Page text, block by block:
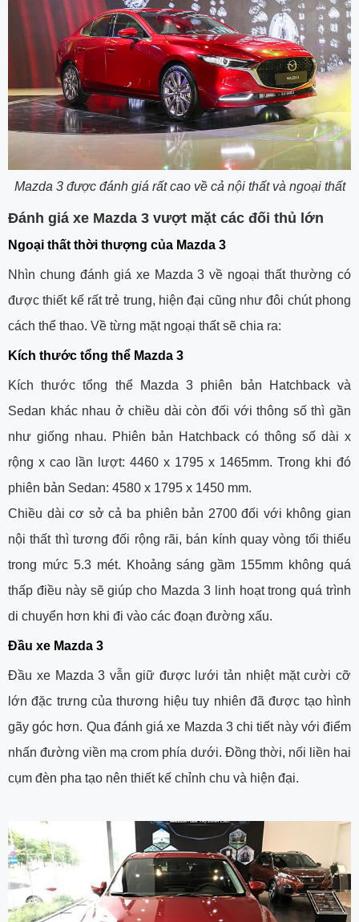
Mazda 3 được đánh giá rất cao về cả nội thất và ngoại thất
Đánh giá xe Mazda 3 vượt mặt các đối thủ lớn
Ngoại thất thời thượng của Mazda 3
Nhìn chung đánh giá xe Mazda 3 về ngoại thất thường có
được thiết kế rất trẻ trung, hiện đại cũng như đôi chút phong
cách thể thao. Về từng mặt ngoại thất sẽ chia ra:
Kích thước tổng thể Mazda 3
Kích thước tổng thể Mazda 3 phiên bản Hatchback và
Sedan khác nhau ở chiều dài còn đối với thông số thì gần
như giống nhau. Phiên bản Hatchback có thông số dài x
rộng x cao lần lượt: 4460 x 1795 x 1465mm. Trong khi đó
phiên bản Sedan: 4580 x 1795 x 1450 mm.
Chiều dài cơ sở cả ba phiên bản 2700 đối với không gian
nội thất thì tương đối rộng rãi, bán kính quay vòng tối thiểu
trong mức 5.3 mét. Khoảng sáng gầm 155mm không quá
thấp điều này sẽ giúp cho Mazda 3 linh hoạt trong quá trình
di chuyển hơn khi đi vào các đoạn đường xấu.
Đầu xe Mazda 3
Đầu xe Mazda 3 vẫn giữ được lưới tản nhiệt mặt cười cỡ
lớn đặc trưng của thương hiệu tuy nhiên đã được tạo hình
gãy góc hơn. Qua đánh giá xe Mazda 3 chi tiết này với điểm
nhấn đường viền mạ crom phía dưới. Đồng thời, nối liền hai
cụm đèn pha tạo nên thiết kế chỉnh chu và hiện đại.